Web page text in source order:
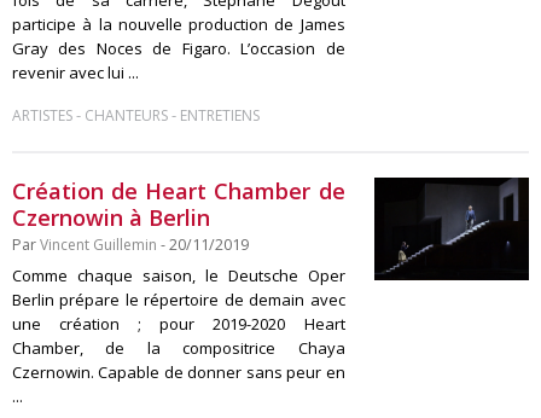
participe à la nouvelle production de James
Gray des Noces de Figaro. L’occasion de
revenir avec lui ...
ARTISTES- CHANTEURS- ENTRETIENS
Création de Heart Chamber de
Czernowin à Berlin
ParVincent Guillemin - 20/11/2019
Comme chaque saison, le Deutsche Oper
Berlin prépare le répertoire de demain avec
une création ; pour 2019-2020 Heart
Chamber, de la compositrice Chaya
Czernowin. Capable de donner sans peur en
...